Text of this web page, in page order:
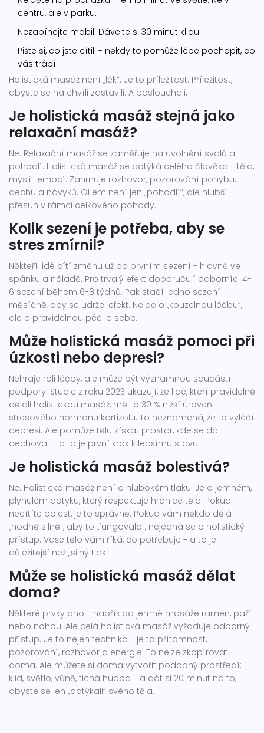
centru, ale v parku.
Nezapínejte mobil. Dávejte si 30 minut klidu.
Pište si, co jste cítili - někdy to pomůže lépe pochopit, co
vás trápí.
Holistická masáž není „lék“. Je to příležitost. Příležitost,
abyste se na chvíli zastavili. A poslouchali.
Je holistická masáž stejná jako
relaxační masáž?
Ne. Relaxační masáž se zaměřuje na uvolnění svalů a
pohodlí. Holistická masáž se dotýká celého člověka - těla,
mysli i emocí. Zahrnuje rozhovor, pozorování pohybu,
dechu a návyků. Cílem není jen „pohodlí“, ale hlubší
přesun v rámci celkového pohody.
Kolik sezení je potřeba, aby se
stres zmírnil?
Někteří lidé cítí změnu už po prvním sezení - hlavně ve
spánku a náladě. Pro trvalý efekt doporučují odborníci 4-
6 sezení během 6-8 týdnů. Pak stačí jedno sezení
měsíčně, aby se udržel efekt. Nejde o „kouzelnou léčbu“,
ale o pravidelnou péči o sebe.
Může holistická masáž pomoci při
úzkosti nebo depresi?
Nehraje roli léčby, ale může být významnou součástí
podpory. Studie z roku 2023 ukazují, že lidé, kteří pravidelně
dělali holistickou masáž, měli o 30 % nižší úroveň
stresového hormonu kortizolu. To neznamená, že to vyléčí
depresi. Ale pomůže tělu získat prostor, kde se dá
dechovat - a to je první krok k lepšímu stavu.
Je holistická masáž bolestivá?
Ne. Holistická masáž není o hlubokém tlaku. Je o jemném,
plynulém dotyku, který respektuje hranice těla. Pokud
necítíte bolest, je to správně. Pokud vám někdo dělá
„hodně silně“, aby to „fungovalo“, nejedná se o holistický
přístup. Vaše tělo vám říká, co potřebuje - a to je
důležitější než „silný tlak“.
Může se holistická masáž dělat
doma?
Některé prvky ano - například jemné masáže ramen, paží
nebo nohou. Ale celá holistická masáž vyžaduje odborný
přístup. Je to nejen technika - je to přítomnost,
pozorování, rozhovor a energie. To nelze zkopírovat
doma. Ale můžete si doma vytvořit podobný prostředí:
klid, světlo, vůně, tichá hudba - a dát si 20 minut na to,
abyste se jen „dotýkali“ svého těla.